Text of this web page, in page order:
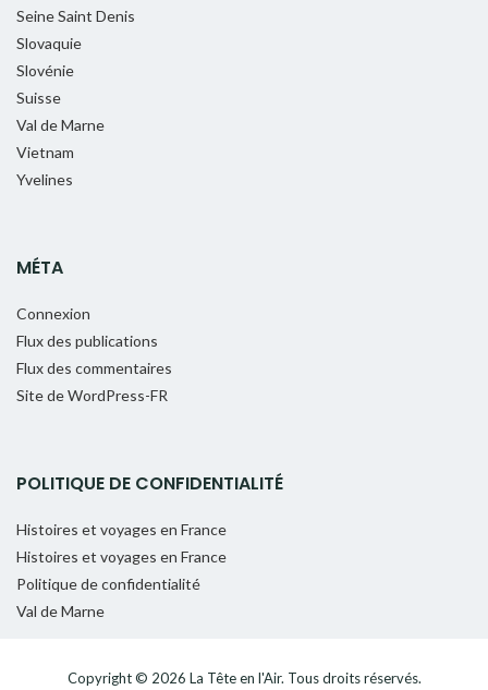
Seine Saint Denis
Slovaquie
Slovénie
Suisse
Val de Marne
Vietnam
Yvelines
MÉTA
Connexion
Flux des publications
Flux des commentaires
Site de WordPress-FR
POLITIQUE DE CONFIDENTIALITÉ
Histoires et voyages en France
Histoires et voyages en France
Politique de confidentialité
Val de Marne
Copyright © 2026 La Tête en l'Air. Tous droits réservés.